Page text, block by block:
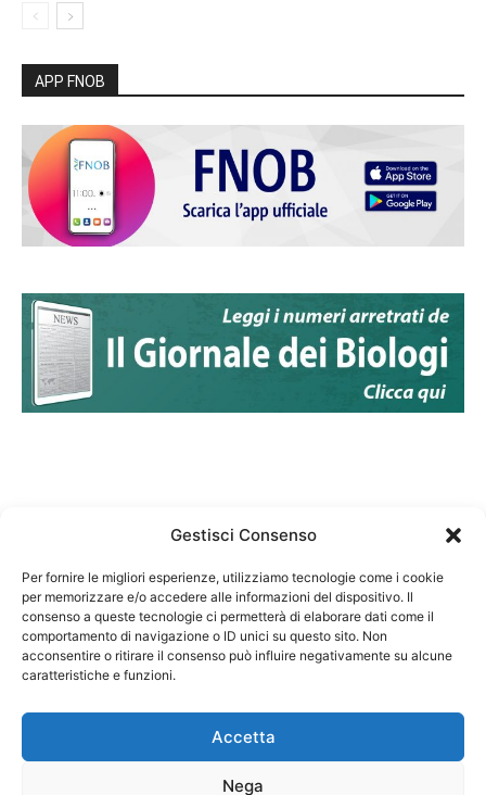
Gestisci Consenso
Per fornire le migliori esperienze, utilizziamo tecnologie come i cookie
per memorizzare e/o accedere alle informazioni del dispositivo. Il
consenso a queste tecnologie ci permetterà di elaborare dati come il
comportamento di navigazione o ID unici su questo sito. Non
acconsentire o ritirare il consenso può influire negativamente su alcune
caratteristiche e funzioni.
Accetta
Nega
APP FNOB
Federazione Nazionale Degli Ordini dei Biologi:
codice fiscale 80069130583
Responsabile sito internet www.fnob.it: